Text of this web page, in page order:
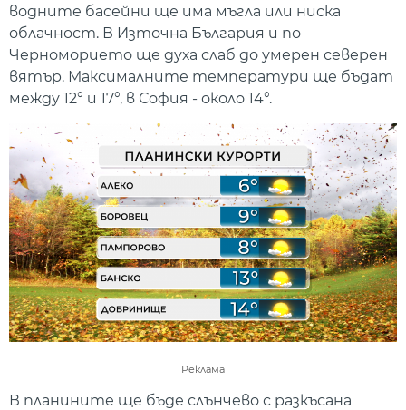
водните басейни ще има мъгла или ниска
облачност. В Източна България и по
Черноморието ще духа слаб до умерен северен
вятър. Максималните температури ще бъдат
между 12° и 17°, в София - около 14°.
Реклама
В планините ще бъде слънчево с разкъсана